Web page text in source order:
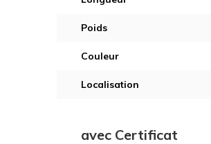
Poids
Couleur
Localisation
avec Certificat